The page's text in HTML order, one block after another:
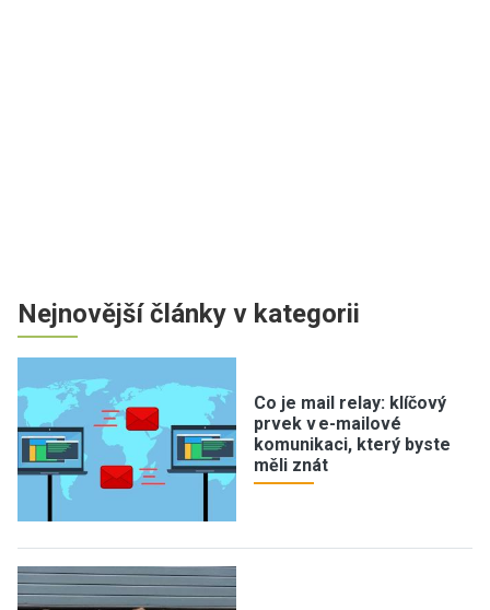
Nejnovější články v kategorii
Co je mail relay: klíčový
prvek v e-mailové
komunikaci, který byste
měli znát